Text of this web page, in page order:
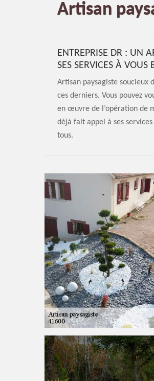
Artisan
ENTREPRISE DR : UN
SES SERVICES À VOUS
Artisan paysagiste soucieux
ces derniers. Vous pouvez
en œuvre de l’opération de
déjà fait appel à ses
tous.